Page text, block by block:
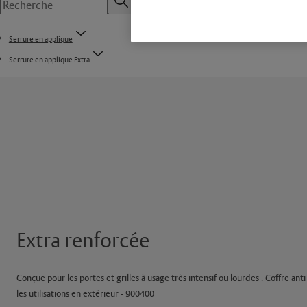
Serrure en applique
Serrure en applique Extra
Extra renforcée
Conçue pour les portes et grilles à usage très intensif ou lourdes . Coffre
les utilisations en extérieur - 900400